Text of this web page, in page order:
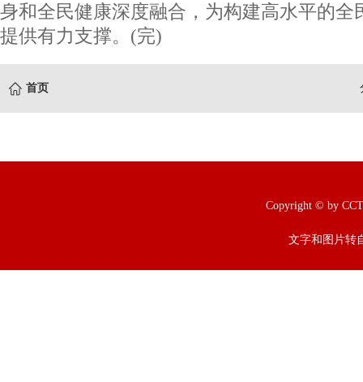
身和全民健康深度融合，为构建高水平的全
提供有力支撑。(完)
首页
Copyright © by
文字和图片转